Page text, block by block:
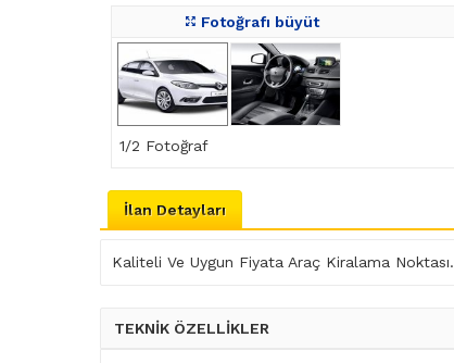
Fotoğrafı büyüt
1/2 Fotoğraf
İlan Detayları
Kaliteli Ve Uygun Fiyata Araç Kiralama Noktası.
TEKNİK ÖZELLİKLER